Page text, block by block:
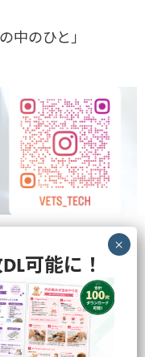
中のひと」
などを色々と発信してお
可能に！